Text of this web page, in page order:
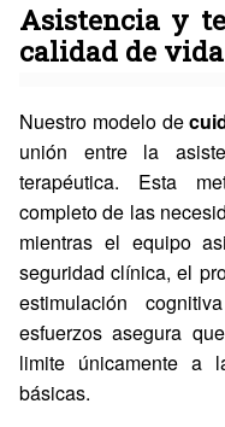
Asistencia y
calidad de vida
Nuestro modelo de
unión entre la
terapéutica. Esta
completo de las
mientras el equipo
seguridad clínica, el
estimulación
esfuerzos asegura
limite únicamente a
básicas.